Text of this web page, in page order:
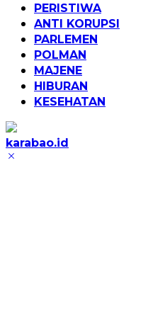
PERISTIWA
ANTI KORUPSI
PARLEMEN
POLMAN
MAJENE
HIBURAN
KESEHATAN
karabao.id
Tegas